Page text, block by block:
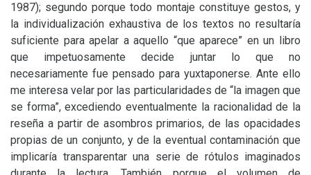
1987); segundo porque todo montaje constituye gestos, y
la individualización exhaustiva de los textos no resultaría
suficiente para apelar a aquello “que aparece” en un libro
que impetuosamente decide juntar lo que no
necesariamente fue pensado para yuxtaponerse. Ante ello
me interesa velar por las particularidades de “la imagen que
se forma”, excediendo eventualmente la racionalidad de la
reseña a partir de asombros primarios, de las opacidades
propias de un conjunto, y de la eventual contaminación que
implicaría transparentar una serie de rótulos imaginados